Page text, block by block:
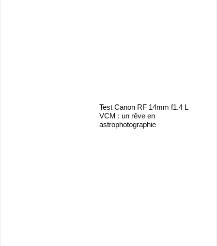
Test Canon RF 14mm f1.4 L
VCM : un rêve en
astrophotographie